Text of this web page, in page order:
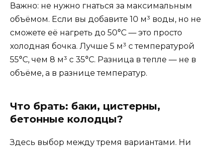
Важно: не нужно гнаться за максимальным
объёмом. Если вы добавите 10 м³ воды, но не
сможете её нагреть до 50°C — это просто
холодная бочка. Лучше 5 м³ с температурой
55°C, чем 8 м³ с 35°C. Разница в тепле — не в
объёме, а в разнице температур.
Что брать: баки, цистерны,
бетонные колодцы?
Здесь выбор между тремя вариантами. Ни